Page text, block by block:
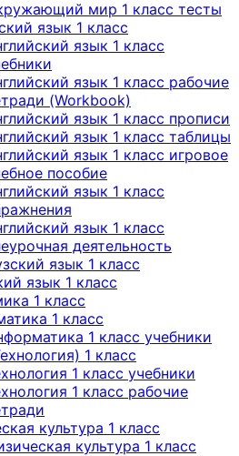
мир 1 класс тесты
язык 1 класс
язык 1 класс
язык 1 класс рабочие
(Workbook)
язык 1 класс прописи
язык 1 класс таблицы
язык 1 класс игровое
пособие
язык 1 класс
язык 1 класс
деятельность
язык 1 класс
язык 1 класс
1 класс
1 класс
1 класс учебники
1 класс
1 класс учебники
1 класс рабочие
культура 1 класс
культура 1 класс